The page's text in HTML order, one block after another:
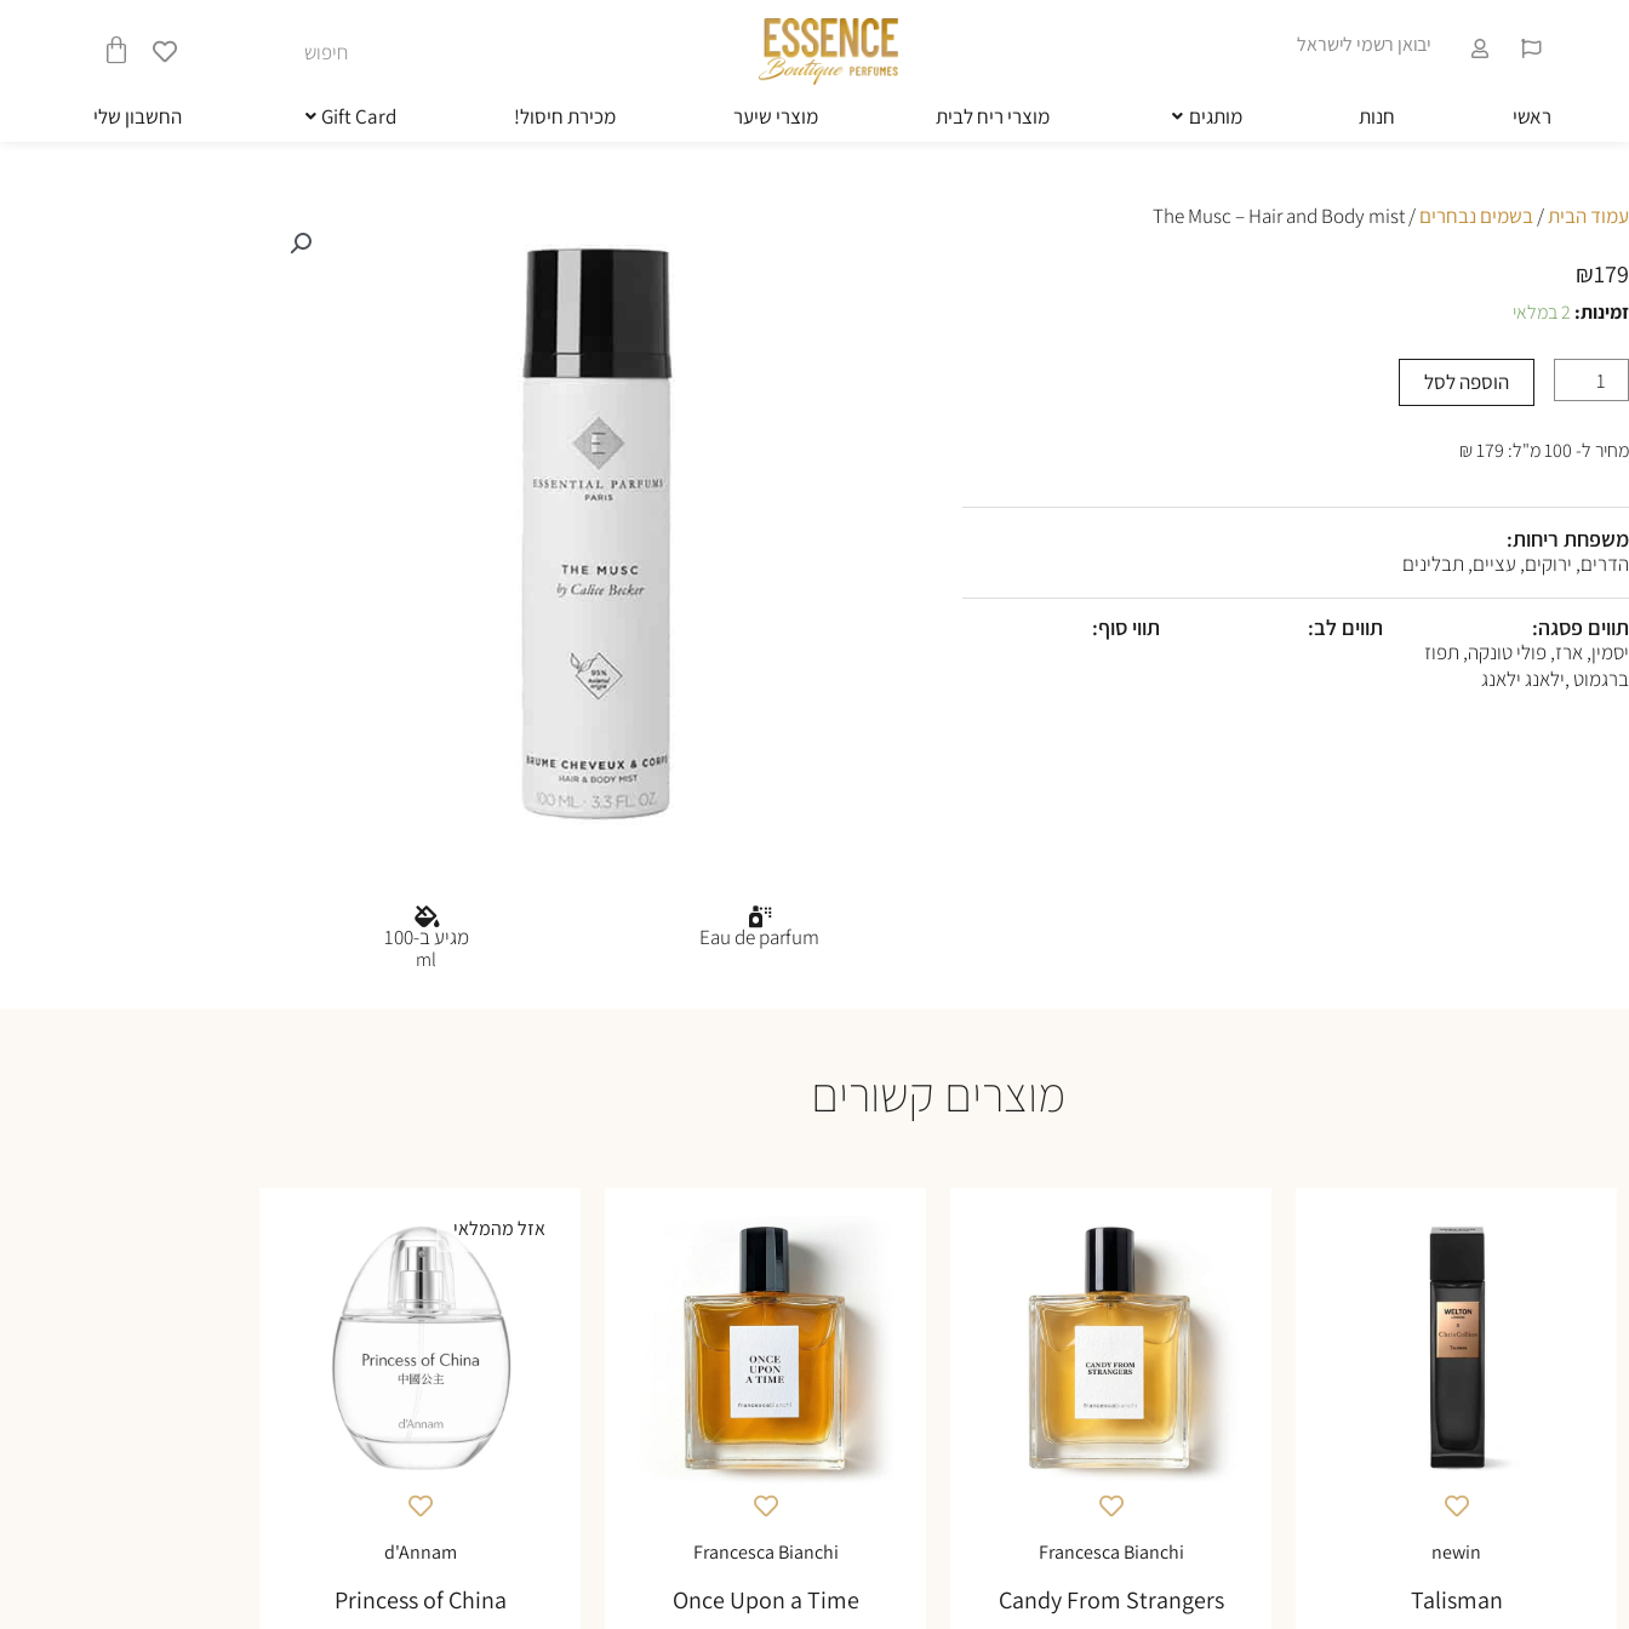
הַמְּסַיַּעַת
לִנְגִישׁוּת
לְחַץ
Control-
F11
הָאֲתָר
לְעִוְורִים
בְּתוֹכְנַת
F10
לִפְתִיחַת
תַּפְרִיט
נְגִישׁוּת.
יבואן רשמי לישראל חיפוש
עגלת
קניות
ראשי חנות מותגים מוצרי ריח לבית מוצרי שיער מכירת חיסול! Gift Card החשבון שלי
עמוד הבית/בשמים נבחרים/ The Musc – Hair and Body mist
₪179
זמינות: 2 במלאי
כמות
The
Musc
Hair
הוספה לסל
מחיר ל- 100 מ"ל: 179 ₪
משפחת ריחות:
הדרים, ירוקים, עציים, תבלינים
תווים פסגה:
יסמין, ארז, פולי טונקה, תפוז
ברגמוט ,ילאנג ילאנג
תווים לב: תווי סוף:
Eau de parfum מגיע ב-100
ml
מוצרים קשורים
newin
Talisman
Francesca Bianchi
Candy From Strangers
Francesca Bianchi
Once Upon a Time
אזל מהמלאי
d'Annam
Princess of China